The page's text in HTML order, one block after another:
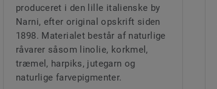
produceret i den lille italienske by
Narni, efter original opskrift siden
1898. Materialet består af naturlige
råvarer såsom linolie, korkmel,
træmel, harpiks, jutegarn og
naturlige farvepigmenter.